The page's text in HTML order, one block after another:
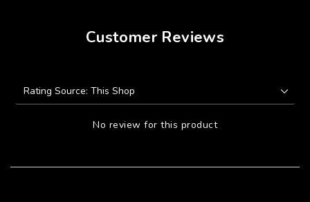
Customer Reviews
No review for this product